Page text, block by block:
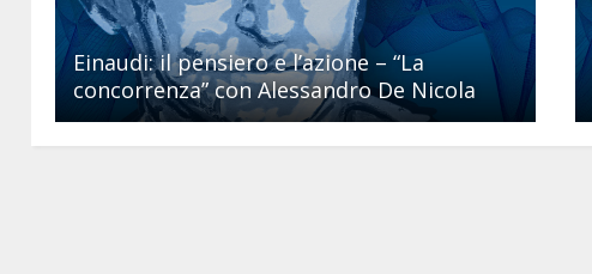
Einaudi: il pensiero e l’azione – “La
concorrenza” con Alessandro De Nicola